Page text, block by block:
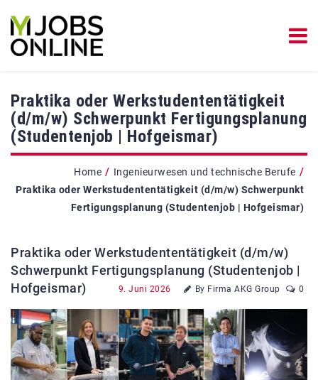
Praktika oder Werkstudententätigkeit
(d/m/w) Schwerpunkt Fertigungsplanung
(Studentenjob | Hofgeismar)
Home / Ingenieurwesen und technische Berufe /
Praktika oder Werkstudententätigkeit (d/m/w) Schwerpunkt
Fertigungsplanung (Studentenjob | Hofgeismar)
Praktika oder Werkstudententätigkeit (d/m/w)
Schwerpunkt Fertigungsplanung (Studentenjob |
Hofgeismar)
9. Juni 2026 By Firma AKG Group 0